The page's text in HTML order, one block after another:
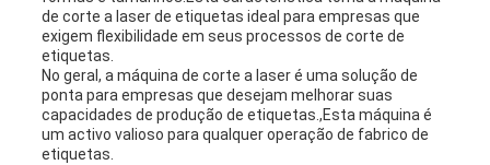
de corte a laser de etiquetas ideal para empresas que
exigem flexibilidade em seus processos de corte de
etiquetas.
No geral, a máquina de corte a laser é uma solução de
ponta para empresas que desejam melhorar suas
capacidades de produção de etiquetas.,Esta máquina é
um activo valioso para qualquer operação de fabrico de
etiquetas.